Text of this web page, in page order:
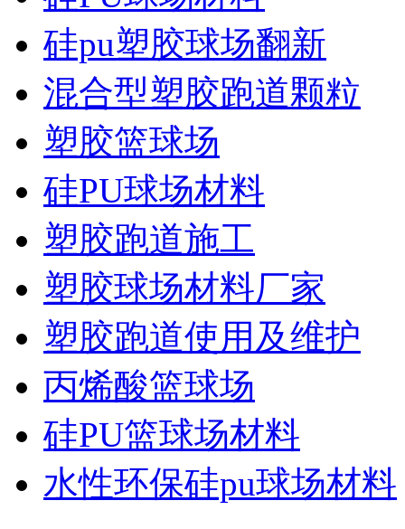
硅pu塑胶球场翻新
混合型塑胶跑道颗粒
塑胶篮球场
硅PU球场材料
塑胶跑道施工
塑胶球场材料厂家
塑胶跑道使用及维护
丙烯酸篮球场
硅PU篮球场材料
水性环保硅pu球场材料